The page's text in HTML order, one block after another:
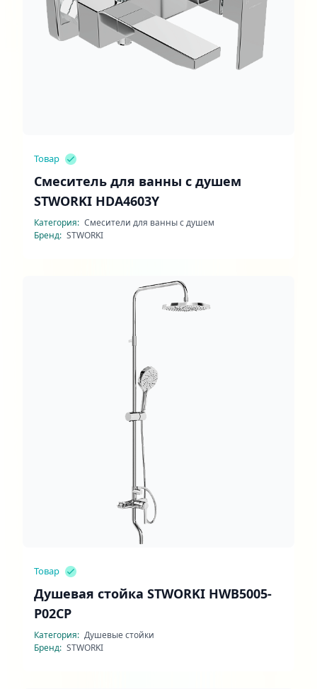
Товар
Смеситель для ванны с душем
STWORKI HDA4603Y
Категория: Смесители для ванны с душем
Бренд: STWORKI
Товар
Душевая стойка STWORKI HWB5005-
P02CP
Категория: Душевые стойки
Бренд: STWORKI